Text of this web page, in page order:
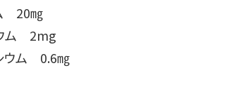
20㎎
ム 2mg
ウム 0.6㎎